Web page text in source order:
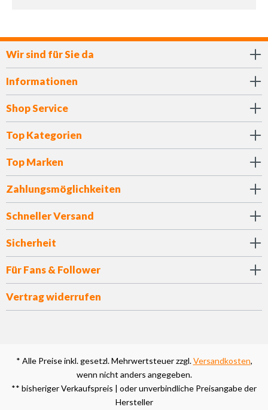
Wir sind für Sie da
Informationen
Shop Service
Top Kategorien
Top Marken
Zahlungsmöglichkeiten
Schneller Versand
Sicherheit
Für Fans & Follower
Vertrag widerrufen
* Alle Preise inkl. gesetzl. Mehrwertsteuer zzgl.Versandkosten,
wenn nicht anders angegeben.
** bisheriger Verkaufspreis | oder unverbindliche Preisangabe der
Hersteller